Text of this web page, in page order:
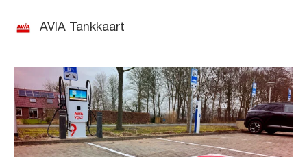
AVIA Tankkaart